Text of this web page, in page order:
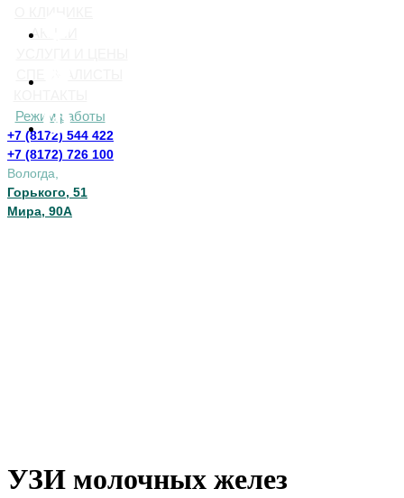
АКЦИИ
Режим работы
+7 (8172) 544 422
+7 (8172) 726 100
Вологда,
Горького, 51
Мира, 90А
УЗИ молочных желез